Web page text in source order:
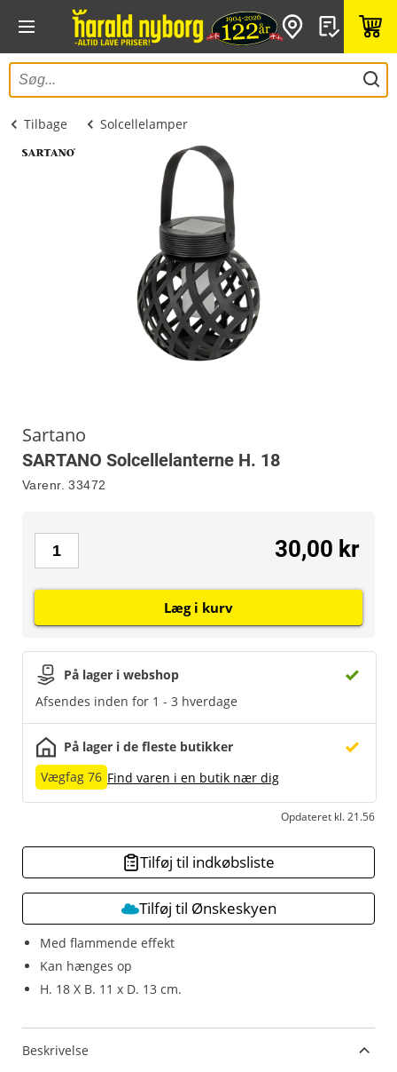
Tilbage Solcellelamper
Sartano
SARTANO Solcellelanterne H. 18
Varenr. 33472
Med flammende effekt
Kan hænges op
H. 18 X B. 11 x D. 13 cm.
På lager i webshop
Afsendes inden for 1 - 3 hverdage
På lager i de fleste butikker
Vægfag 76 Find varen i en butik nær dig
Opdateret kl. 21.56
30,00 kr
Læg i kurv
Tilføj til indkøbsliste
Tilføj til Ønskeskyen
Beskrivelse